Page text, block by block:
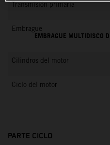
Transmisión primaria
Embrague
EMBRAGUE MULTIDISCO
Cilindros del motor
Ciclo del motor
PARTE CICLO